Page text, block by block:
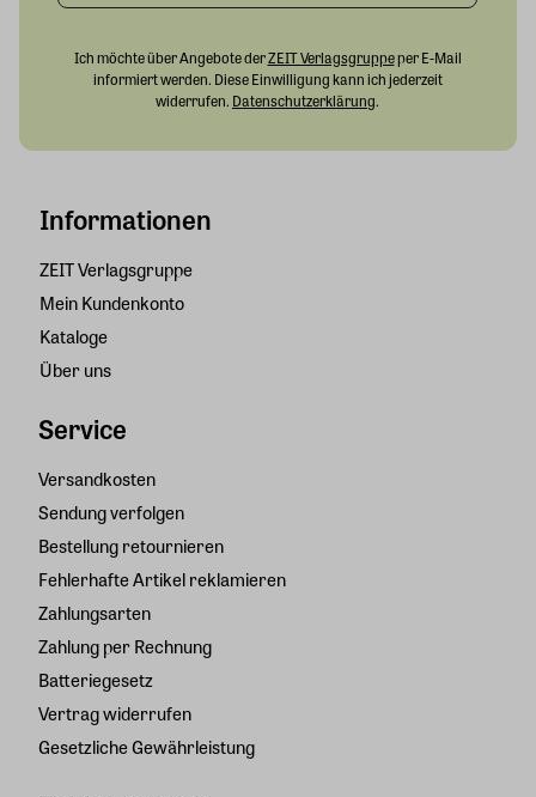
Informationen
ZEIT Verlagsgruppe
Mein Kundenkonto
Kataloge
Über uns
Service
Versandkosten
Sendung verfolgen
Bestellung retournieren
Fehlerhafte Artikel reklamieren
Zahlungsarten
Zahlung per Rechnung
Batteriegesetz
Vertrag widerrufen
Gesetzliche Gewährleistung
Ich möchte über Angebote derZEIT Verlagsgruppeper E-Mail
informiert werden. Diese Einwilligung kann ich jederzeit
widerrufen. Datenschutzerklärung.